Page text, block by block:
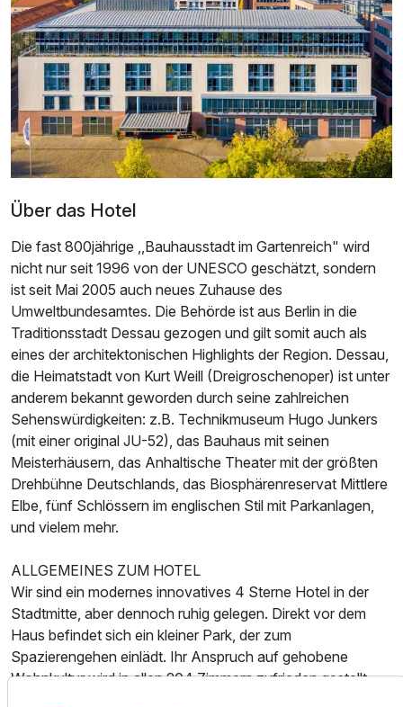
Einzelzimmer
1 Erwachsenen
Ausstattung
Zusatznächte
Für 3 Tage p.P. ab 210,00 €
Familienzimmer
2 Erwachsene und 2 Kinder
Über das Hotel
Die fast 800jährige ,,Bauhausstadt im Gartenreich" wird
nicht nur seit 1996 von der UNESCO geschätzt, sondern
ist seit Mai 2005 auch neues Zuhause des
Umweltbundesamtes. Die Behörde ist aus Berlin in die
Traditionsstadt Dessau gezogen und gilt somit auch als
eines der architektonischen Highlights der Region. Dessau,
die Heimatstadt von Kurt Weill (Dreigroschenoper) ist unter
anderem bekannt geworden durch seine zahlreichen
Sehenswürdigkeiten: z.B. Technikmuseum Hugo Junkers
(mit einer original JU-52), das Bauhaus mit seinen
Meisterhäusern, das Anhaltische Theater mit der größten
Drehbühne Deutschlands, das Biosphärenreservat Mittlere
Elbe, fünf Schlössern im englischen Stil mit Parkanlagen,
und vielem mehr.
ALLGEMEINES ZUM HOTEL
Wir sind ein modernes innovatives 4 Sterne Hotel in der
Stadtmitte, aber dennoch ruhig gelegen. Direkt vor dem
Haus befindet sich ein kleiner Park, der zum
Spazierengehen einlädt. Ihr Anspruch auf gehobene
Wohnkultur wird in allen 204 Zimmern zufrieden gestellt.